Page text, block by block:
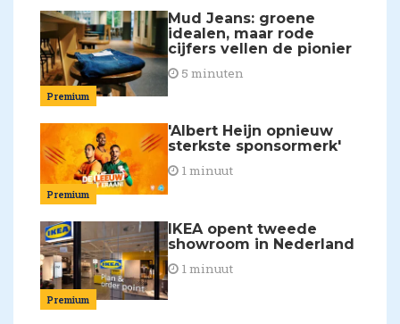
Premium
Mud Jeans: groene
idealen, maar rode
cijfers vellen de pionier
5 minuten
Premium
'Albert Heijn opnieuw
sterkste sponsormerk'
1 minuut
Premium
IKEA opent tweede
showroom in Nederland
1 minuut